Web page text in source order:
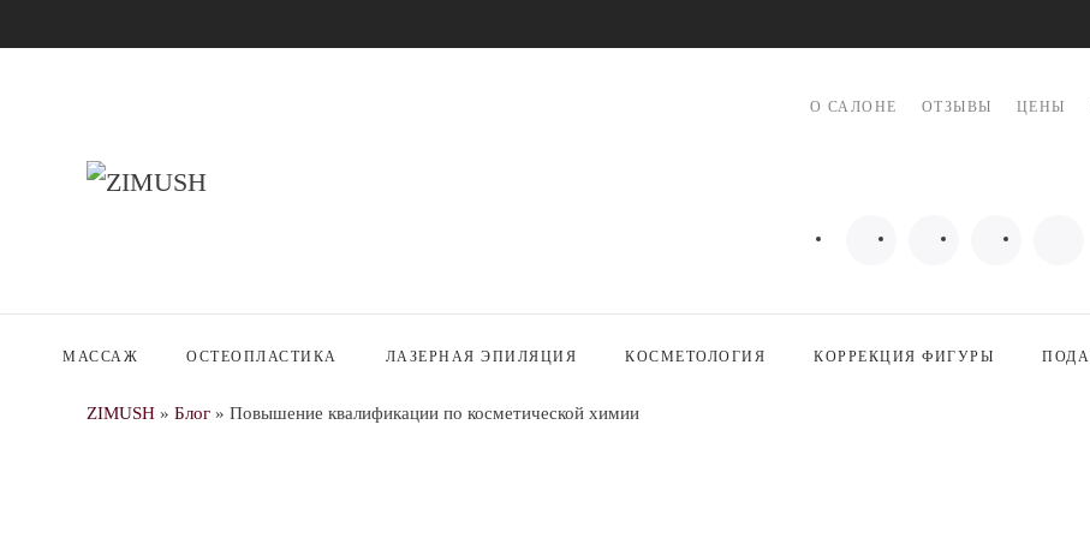
О САЛОНЕ ОТЗЫВЫ ЦЕНЫ
МАССАЖ ОСТЕОПЛАСТИКА ЛАЗЕРНАЯ ЭПИЛЯЦИЯ КОСМЕТОЛОГИЯ КОРРЕКЦИЯ ФИГУРЫ
ZIMUSH » Блог » Повышение квалификации по косметической химии